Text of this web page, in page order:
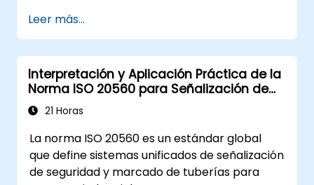
Leer más...
Interpretación y Aplicación Práctica de la
Norma ISO 20560 para Señalización de
Seguridad Industrial
21 Horas
La norma ISO 20560 es un estándar global
que define sistemas unificados de señalización
de seguridad y marcado de tuberías para